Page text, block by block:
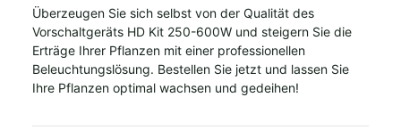
Überzeugen Sie sich selbst von der Qualität des
Vorschaltgeräts HD Kit 250-600W und steigern Sie die
Erträge Ihrer Pflanzen mit einer professionellen
Beleuchtungslösung. Bestellen Sie jetzt und lassen Sie
Ihre Pflanzen optimal wachsen und gedeihen!